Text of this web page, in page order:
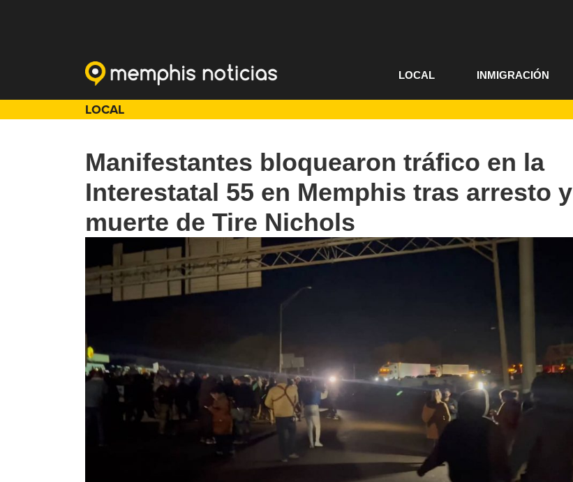
LOCAL INMIGRACIÓN
LOCAL
Manifestantes bloquearon tráfico en la
Interestatal 55 en Memphis tras arresto y
muerte de Tire Nichols